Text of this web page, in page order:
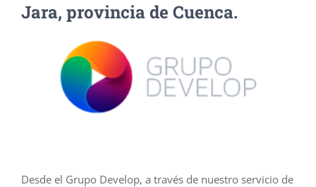
Jara, provincia de Cuenca.
Desde el Grupo Develop, a través de nuestro servicio de